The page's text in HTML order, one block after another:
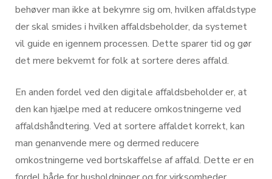
behøver man ikke at bekymre sig om, hvilken affaldstype
der skal smides i hvilken affaldsbeholder, da systemet
vil guide en igennem processen. Dette sparer tid og gør
det mere bekvemt for folk at sortere deres affald.
En anden fordel ved den digitale affaldsbeholder er, at
den kan hjælpe med at reducere omkostningerne ved
affaldshåndtering. Ved at sortere affaldet korrekt, kan
man genanvende mere og dermed reducere
omkostningerne ved bortskaffelse af affald. Dette er en